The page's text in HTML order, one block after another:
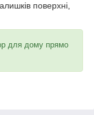
поверхні,
для дому прямо